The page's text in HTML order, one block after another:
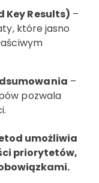
Key Results) –
które jasno
–
pozwala
umożliwia
priorytetów,